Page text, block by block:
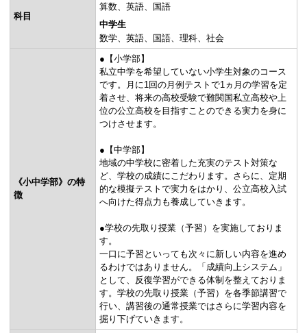
科目
算数
英語
国語
中学生
数学
英語 国語 理科 社会
《小中学部》の特
徴
●【小学部】
私立中学を希望していない小学生対象のコース
です。月に1回の月例テストで1ヵ月の学習を定
着させ、将来の高校受験で難関国私立高校や上
位の公立高校を目指すことのできる実力を身に
つけさせます。
●【中学部】
地域の中学校に密着した充実のテスト対策な
ど、学校の成績にこだわります。さらに、定期
的な模擬テストで実力をはかり、公立高校入試
へ向けた得点力も養成していきます。
●学校の先取り授業（予習）を実施しておりま
す。
一口に予習といっても次々に新しい内容を進め
るわけではありません。「成績向上システム」
として、反復学習ができる体制を整えておりま
す。学校の先取り授業（予習）を各季節講習で
行い、講習後の通常授業ではさらに学習内容を
掘り下げていきます。